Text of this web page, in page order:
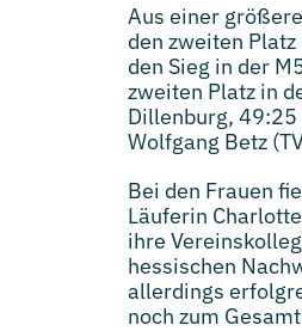
Aus einer
den zweiten
den Sieg in der
zweiten Platz in
Dillenburg, 49:25
Wolfgang Betz
Bei den Frauen
Läuferin
ihre
hessischen
allerdings
noch zum